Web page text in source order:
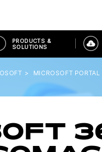
MICROSOFT PORTAL
PRODUCTS &
SOLUTIONS